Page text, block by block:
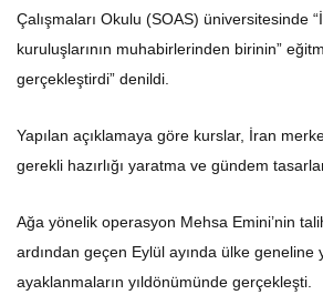
Çalışmaları Okulu (SOAS) üniversitesinde
kuruluşlarının muhabirlerinden birinin”
gerçekleştirdi” denildi.
Yapılan açıklamaya göre kurslar, İran
gerekli hazırlığı yaratma ve gündem
Ağa yönelik operasyon Mehsa Emini’nin
ardından geçen Eylül ayında ülke geneline
ayaklanmaların yıldönümünde gerçekleşti.